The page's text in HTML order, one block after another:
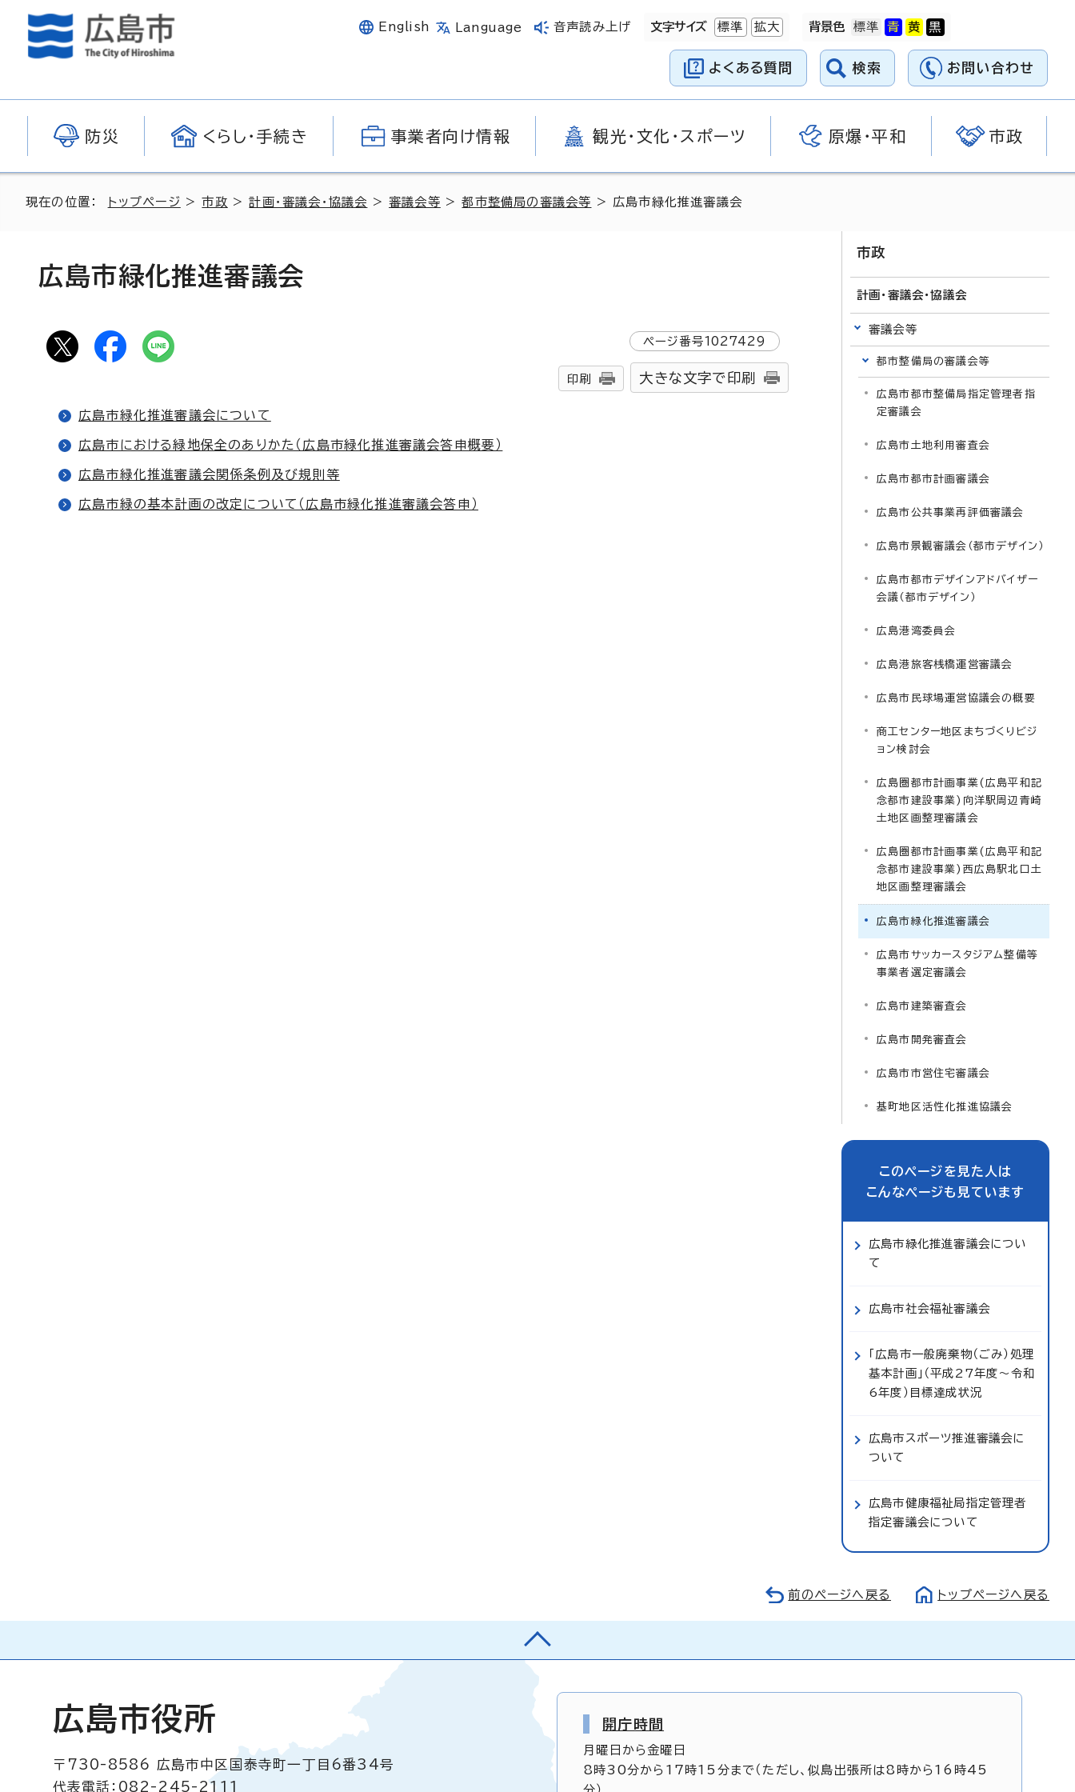
English Language 音声読み上げ 文字サイズ 標準 拡大 背景色
よくある質問 検索 お問い合わせ
防災 くらし・手続き 事業者向け情報 観光・文化・スポーツ 原爆・平和 市政
現在の位置： トップページ >市政 >計画・審議会・協議会 >審議会等 >都市整備局の審議会等 > 広島市緑化推進審議会
広島市緑化推進審議会
ページ番号1027429
印刷 大きな文字で印刷
広島市緑化推進審議会について
広島市における緑地保全のありかた（広島市緑化推進審議会答申概要）
広島市緑化推進審議会関係条例及び規則等
広島市緑の基本計画の改定について（広島市緑化推進審議会答申）
市政
計画・審議会・協議会
審議会等
都市整備局の審議会等
広島市都市整備局指定管理者指
定審議会
広島市土地利用審査会
広島市都市計画審議会
広島市公共事業再評価審議会
広島市景観審議会（都市デザイン）
広島市都市デザインアドバイザー
会議（都市デザイン）
広島港湾委員会
広島港旅客桟橋運営審議会
広島市民球場運営協議会の概要
商工センター地区まちづくりビジ
ョン検討会
広島圏都市計画事業(広島平和記
念都市建設事業)向洋駅周辺青崎
土地区画整理審議会
広島圏都市計画事業(広島平和記
念都市建設事業)西広島駅北口土
地区画整理審議会
広島市緑化推進審議会
広島市サッカースタジアム整備等
事業者選定審議会
広島市建築審査会
広島市開発審査会
広島市市営住宅審議会
基町地区活性化推進協議会
このページを見た人は
こんなページも見ています
広島市緑化推進審議会につい
て
広島市社会福祉審議会
「広島市一般廃棄物（ごみ）処理
基本計画」（平成27年度～令和
6年度）目標達成状況
広島市スポーツ推進審議会に
ついて
広島市健康福祉局指定管理者
指定審議会について
前のページへ戻る トップページへ戻る
広島市役所
〒730-8586
広島市中区国泰寺町一丁目6番34号
代表電話：082-245-2111
開庁時間
月曜日から金曜日
8時30分から17時15分まで（ただし、似島出張所は8時から16時45